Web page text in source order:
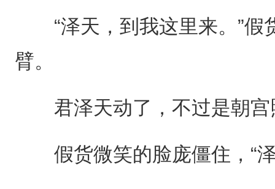
“泽天，到我这里来。”假
臂。
君泽天动了，不过是朝宫
假货微笑的脸庞僵住，“泽